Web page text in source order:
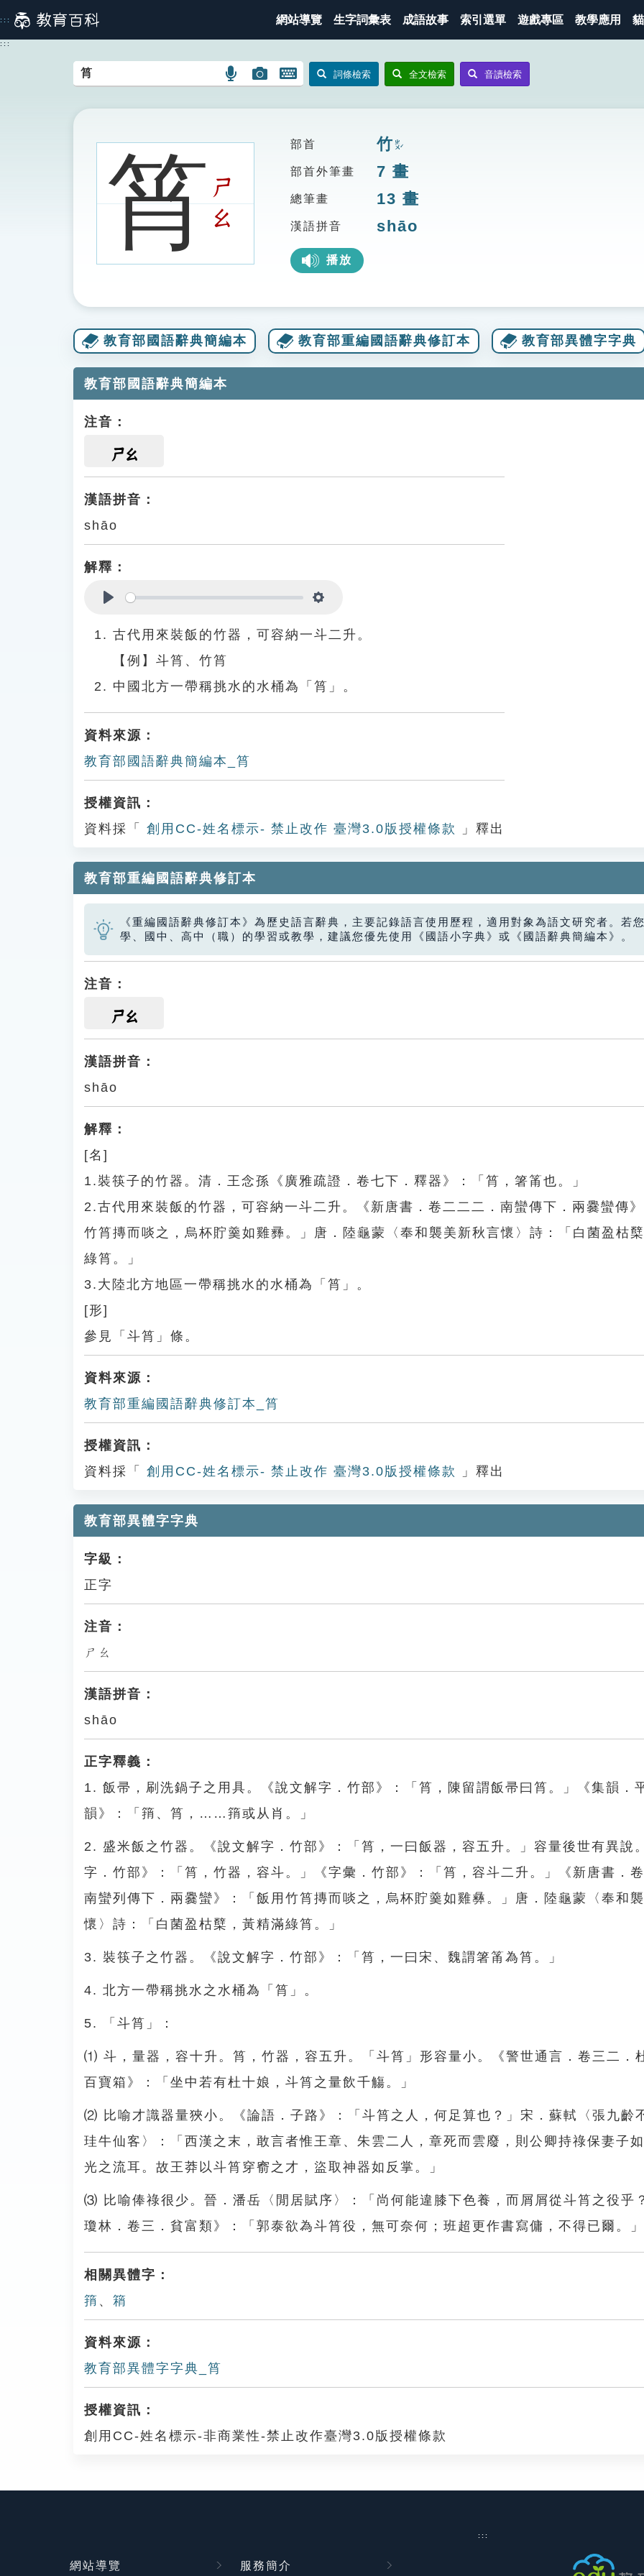
到
主
::: 網站導覽 生字詞彙表 成語故事 索引選單 遊戲專區 教學應用
:::
語
搜
圖
圖
搜
開
鍵
圖
詞條檢索 全文檢索 音讀檢索
筲ㄕ
ㄠ
部首 竹ㄓㄨˊ
部首外筆畫 7 畫
總筆畫 13 畫
漢語拼音 shāo
播放
教育部國語辭典簡編本 教育部重編國語辭典修訂本 教育部異體字字典
教育部國語辭典簡編本
注音：
ㄕㄠ
漢語拼音：
shāo
解釋：
古代用來裝飯的竹器，可容納一斗二升。
【例】斗筲、竹筲
中國北方一帶稱挑水的水桶為「筲」。
資料來源：
教育部國語辭典簡編本_筲
授權資訊：
資料採「
創用CC-姓名標示- 禁止改作 臺灣3.0版授權條款 」釋出
教育部重編國語辭典修訂本
《重編國語辭典修訂本》為歷史語言辭典，主要記錄語言使用歷程，適用對象為語文研究者。若
學、國中、高中（職）的學習或教學，建議您優先使用《國語小字典》或《國語辭典簡編本》。
注音：
ㄕㄠ
漢語拼音：
shāo
解釋：
[名]
1.裝筷子的竹器。清．王念孫《廣雅疏證．卷七下．釋器》：「筲，箸筩也。」
2.古代用來裝飯的竹器，可容納一斗二升。《新唐書．卷二二二．南蠻傳下．兩爨蠻傳
竹筲摶而啖之，烏杯貯羹如雞彞。」唐．陸龜蒙〈奉和襲美新秋言懷〉詩：「白菌盈枯
綠筲。」
3.大陸北方地區一帶稱挑水的水桶為「筲」。
[形]
參見「斗筲」條。
資料來源：
教育部重編國語辭典修訂本_筲
授權資訊：
資料採「
創用CC-姓名標示- 禁止改作 臺灣3.0版授權條款 」釋出
教育部異體字字典
字級：
正字
注音：
ㄕㄠ
漢語拼音：
shāo
正字釋義：
1. 飯帚，刷洗鍋子之用具。《說文解字．竹部》：「筲，陳留謂飯帚曰筲。」《集韻．
韻》：「䈰、筲，……䈰或从肖。」
2. 盛米飯之竹器。《說文解字．竹部》：「筲，一曰飯器，容五升。」容量後世有異說
字．竹部》：「筲，竹器，容斗。」《字彙．竹部》：「筲，容斗二升。」《新唐書．
南蠻列傳下．兩爨蠻》：「飯用竹筲摶而啖之，烏杯貯羹如雞彝。」唐．陸龜蒙〈奉和
懷〉詩：「白菌盈枯櫱，黃精滿綠筲。」
3. 裝筷子之竹器。《說文解字．竹部》：「筲，一曰宋、魏謂箸筩為筲。」
4. 北方一帶稱挑水之水桶為「筲」。
5. 「斗筲」：
⑴ 斗，量器，容十升。筲，竹器，容五升。「斗筲」形容量小。《警世通言．卷三二．
百寶箱》：「坐中若有杜十娘，斗筲之量飲千觴。」
⑵ 比喻才識器量狹小。《論語．子路》：「斗筲之人，何足算也？」宋．蘇軾〈張九齡
珪牛仙客〉：「西漢之末，敢言者惟王章、朱雲二人，章死而雲廢，則公卿持祿保妻子
光之流耳。故王莽以斗筲穿窬之才，盜取神器如反掌。」
⑶ 比喻俸祿很少。晉．潘岳〈閒居賦序〉：「尚何能違膝下色養，而屑屑從斗筲之役乎
瓊林．卷三．貧富類》：「郭泰欲為斗筲役，無可奈何；班超更作書寫傭，不得已爾。」
相關異體字：
䈰 、 䈾
資料來源：
教育部異體字字典_筲
授權資訊：
創用CC-姓名標示-非商業性-禁止改作臺灣3.0版授權條款
:::
網站導覽 服務簡介